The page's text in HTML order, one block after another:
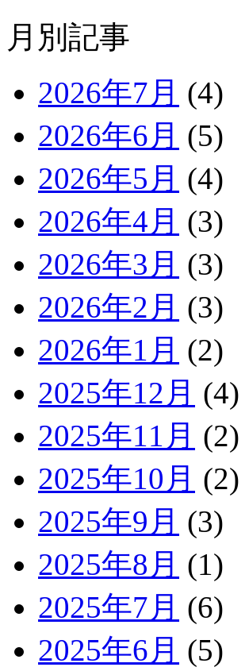
月別記事
2026年7月 (4)
2026年6月 (5)
2026年5月 (4)
2026年4月 (3)
2026年3月 (3)
2026年2月 (3)
2026年1月 (2)
2025年12月 (4)
2025年11月 (2)
2025年10月 (2)
2025年9月 (3)
2025年8月 (1)
2025年7月 (6)
2025年6月 (5)